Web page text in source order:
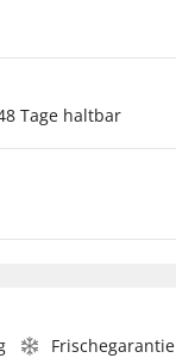
Tage haltbar
Frischegarantie